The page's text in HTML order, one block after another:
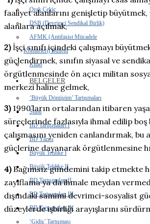
Orak Çekiç
DSB (Devrimci Sendikal Birlik)
AFMK (Antifaşist Mücadele
Komiteleri) Bülteni
Kitap
BELGELER
‘Büyük Dönüşüm’ Tartışmaları
Sunu
BD Tartışmaları I
BD Yazısı
Büyük Tehlike I
Büyük Tehlike II
BD Tartışmaları II
BD Tartışmaları III
BD Tartışmaları IV
‘Gidiş’ Tartışması
faaliyet alanlarını genişletip
alanlara açılmak,
2)İşçi sınıfı içindeki çalışmayı
güçlendirmek, sınıfın siyasal ve
örgütlenmesinde ön açıcı militan
merkezi haline gelmek,
3)1990’ların ortalarından itibaren
süreçlerinde fazlasıyla ihmal edilip boş
çalışmasını yeniden canlandırmak, bu
güçlerine dayanarak örgütlenmesine
4)Bağımsız gündemini takip etmekte
zayıflama ya da ihmale meydan
dışındaki samimi devrimci-sosyalist
düzeylerde işbirliği arayışlarını